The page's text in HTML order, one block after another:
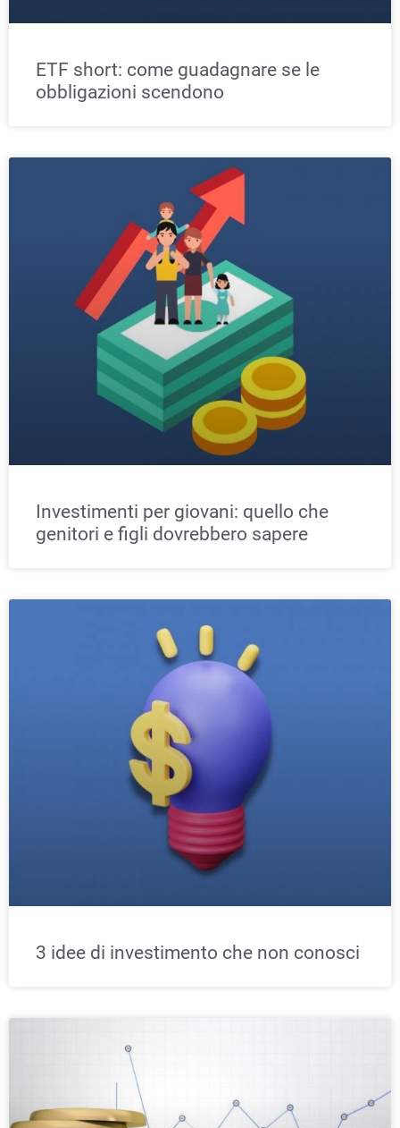
ETF short: come guadagnare se le
obbligazioni scendono
Investimenti per giovani: quello che
genitori e figli dovrebbero sapere
3 idee di investimento che non conosci